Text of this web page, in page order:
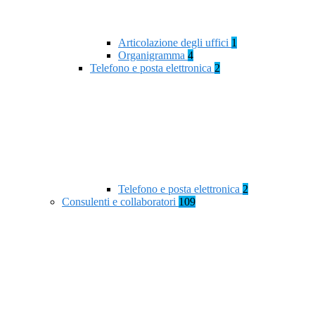
Articolazione degli uffici 1
Organigramma 4
Telefono e posta elettronica 2
Telefono e posta elettronica 2
Consulenti e collaboratori 109